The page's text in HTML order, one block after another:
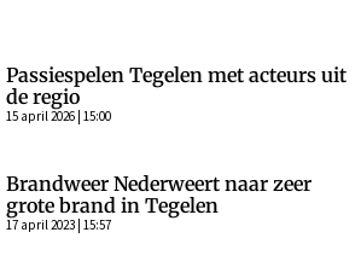
Passiespelen Tegelen met acteurs uit
de regio
15 april 2026 | 15:00
Brandweer Nederweert naar zeer
grote brand in Tegelen
17 april 2023 | 15:57